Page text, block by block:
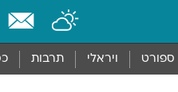
ספורט ויראלי תרבות